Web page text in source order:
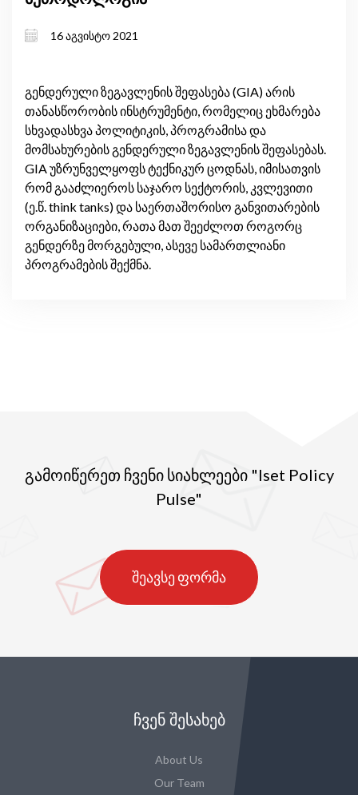
16 აგვისტო 2021
გენდერული ზეგავლენის შეფასება (GIA) არის
თანასწორობის ინსტრუმენტი, რომელიც ეხმარება
სხვადასხვა პოლიტიკის, პროგრამისა და
მომსახურების გენდერული ზეგავლენის შეფასებას.
GIA უზრუნველყოფს ტექნიკურ ცოდნას, იმისათვის
რომ გააძლიეროს საჯარო სექტორის, კვლევითი
(ე.წ. think tanks) და საერთაშორისო განვითარების
ორგანიზაციები, რათა მათ შეეძლოთ როგორც
გენდერზე მორგებული, ასევე სამართლიანი
პროგრამების შექმნა.
გამოიწერეთ ჩვენი სიახლეები "Iset Policy
Pulse"
შეავსე ფორმა
ᲩᲕᲔᲜ ᲨᲔᲡᲐᲮᲔᲑ
About Us
Our Team